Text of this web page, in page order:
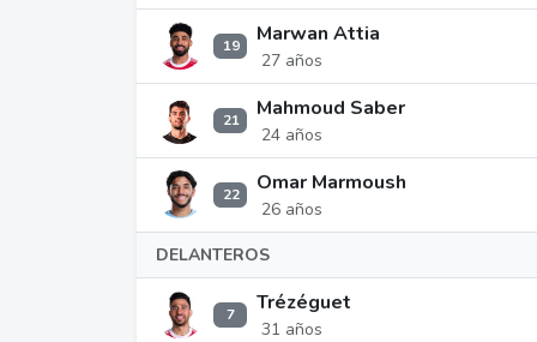
19 Marwan Attia
27 años
21 Mahmoud Saber
24 años
22 Omar Marmoush
26 años
DELANTEROS
7 Trézéguet
31 años